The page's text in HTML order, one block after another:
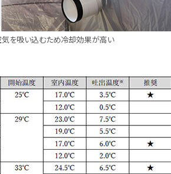
を吸い込むため冷却効果が高い